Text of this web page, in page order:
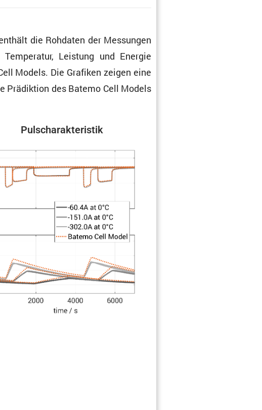
die Rohdaten der Messungen
Leistung und Energie
Models. Die Grafiken zeigen eine
Prädik­tion des Batemo Cell Models
Pulscha­rak­te­ristik